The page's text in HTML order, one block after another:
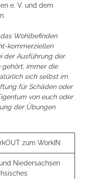
e. V. und dem
Wohlbefinden
kommerziellen
der Ausführung der
gehört, immer die
sich selbst im
für Schäden oder
von euch oder
der Übungen
zum WorkIN
Niedersachsen